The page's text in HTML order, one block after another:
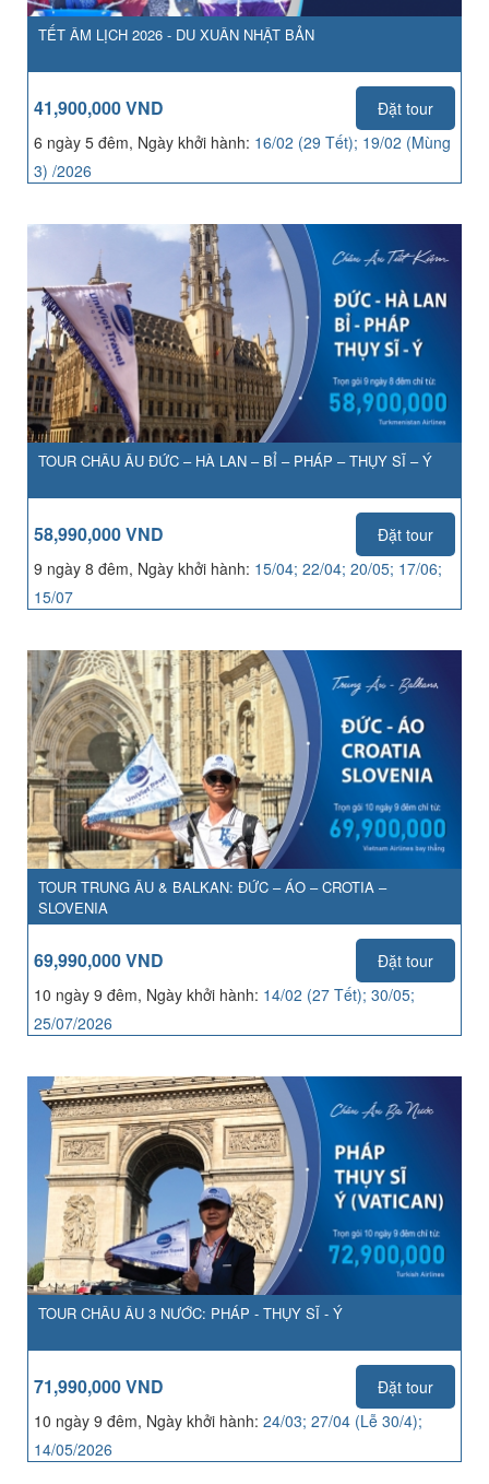
TẾT ÂM LỊCH 2026 - DU XUÂN NHẬT BẢN
41,900,000 VND
Đặt tour
6 ngày 5 đêm, Ngày khởi hành: 16/02 (29 Tết); 19/02 (Mùng
3) /2026
TOUR CHÂU ÂU ĐỨC – HÀ LAN – BỈ – PHÁP – THỤY SĨ – Ý
58,990,000 VND
Đặt tour
9 ngày 8 đêm, Ngày khởi hành: 15/04; 22/04; 20/05; 17/06;
15/07
TOUR TRUNG ÂU & BALKAN: ĐỨC – ÁO – CROTIA –
SLOVENIA
69,990,000 VND
Đặt tour
10 ngày 9 đêm, Ngày khởi hành: 14/02 (27 Tết); 30/05;
25/07/2026
TOUR CHÂU ÂU 3 NƯỚC: PHÁP - THỤY SĨ - Ý
71,990,000 VND
Đặt tour
10 ngày 9 đêm, Ngày khởi hành: 24/03; 27/04 (Lễ 30/4);
14/05/2026